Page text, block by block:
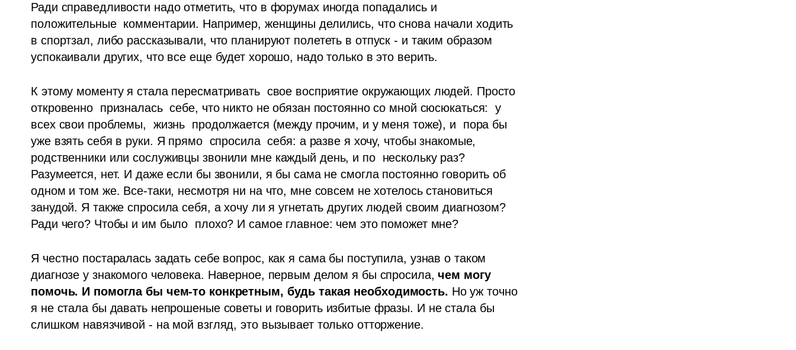
Ради справедливости надо отметить, что в форумах иногда попадались и
положительные  комментарии. Например, женщины делились, что снова начали ходить
в спортзал, либо рассказывали, что планируют полететь в отпуск - и таким образом
успокаивали других, что все еще будет хорошо, надо только в это верить.
К этому моменту я стала пересматривать  свое восприятие окружающих людей. Просто
откровенно  призналась  себе, что никто не обязан постоянно со мной сюсюкаться:  у
всех свои проблемы,  жизнь  продолжается (между прочим, и у меня тоже), и  пора бы
уже взять себя в руки. Я прямо  спросила  себя: а разве я хочу, чтобы знакомые,
родственники или сослуживцы звонили мне каждый день, и по  нескольку раз?
Разумеется, нет. И даже если бы звонили, я бы сама не смогла постоянно говорить об
одном и том же. Все-таки, несмотря ни на что, мне совсем не хотелось становиться
занудой. Я также спросила себя, а хочу ли я угнетать других людей своим диагнозом?
Ради чего? Чтобы и им было  плохо? И самое главное: чем это поможет мне?
Я честно постаралась задать себе вопрос, как я сама бы поступила, узнав о таком
диагнозе у знакомого человека. Наверное, первым делом я бы спросила, чем могу
помочь. И помогла бы чем-то конкретным, будь такая необходимость. Но уж точно
я не стала бы давать непрошеные советы и говорить избитые фразы. И не стала бы
слишком навязчивой - на мой взгляд, это вызывает только отторжение.